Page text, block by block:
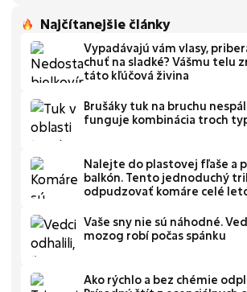
Najčítanejšie články
Vypadávajú vám vlasy,
chuť na sladké? Vášmu telu
táto kľúčová živina
Brušáky tuk na bruchu
funguje kombinácia troch
Nalejte do plastovej fľaše a
balkón. Tento jednoduchý
odpudzovať komáre celé
Vaše sny nie sú náhodné.
mozog robí počas spánku
Ako rýchlo a bez chémie